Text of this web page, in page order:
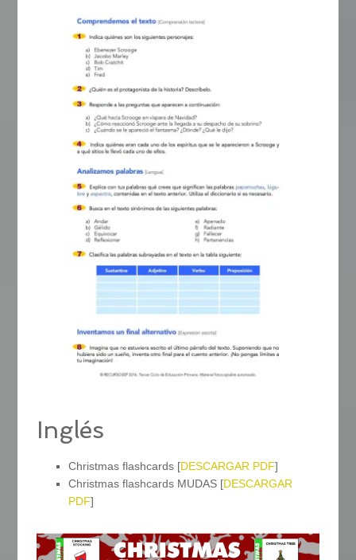
Inglés
Christmas flashcards [DESCARGAR PDF]
Christmas flashcards MUDAS [DESCARGAR
PDF]